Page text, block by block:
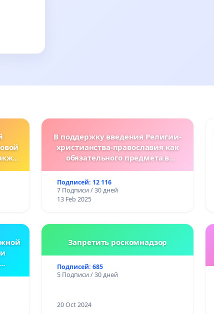
В поддержку введения Религии-
христианства-православия как
обязательного предмета в
Подписей: 12 116
7 Подписи / 30 дней
13 Feb 2025
Запретить роскомнадзор
Подписей: 685
5 Подписи / 30 дней
20 Oct 2024